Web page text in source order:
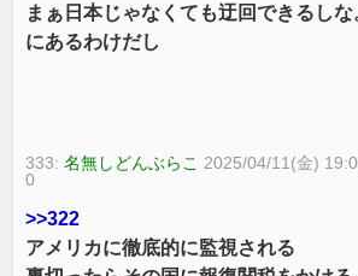
まぁ日本じゃなくても迂回できるし
にあるわけだし
333:名無しどんぶらこ 2025/04/11(金)
0
>>322
アメリカに徹底的に監視される